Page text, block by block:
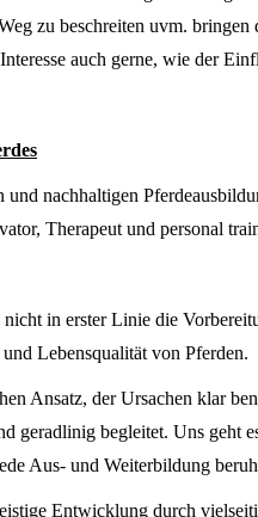
zu beschreiten uvm.
auch gerne, wie der
nachhaltigen
Therapeut und personal
in erster Linie die
Lebensqualität von Pferden.
Ansatz, der Ursachen klar
geradlinig begleitet. Uns geht
Aus- und Weiterbildung
Entwicklung durch